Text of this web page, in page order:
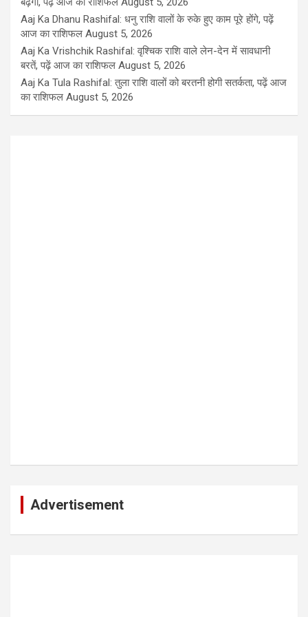
Aaj Ka Dhanu Rashifal: धनु राशि वालों के रुके हुए काम पूरे होंगे, पढ़ें
आज का राशिफल August 5, 2026
Aaj Ka Vrishchik Rashifal: वृश्चिक राशि वाले लेन-देन में सावधानी
बरतें, पढ़ें आज का राशिफल August 5, 2026
Aaj Ka Tula Rashifal: तुला राशि वालों को बरतनी होगी सतर्कता, पढ़ें आज
का राशिफल August 5, 2026
Advertisement